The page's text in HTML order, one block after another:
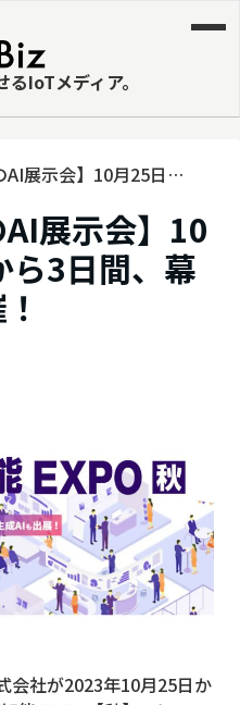
IoTメディア。
AI展示会】10月25日
AI展示会】10
ら3日間、幕
会社が2023年10月25日か